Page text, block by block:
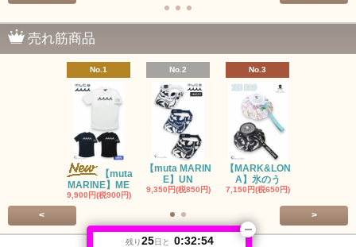
売れ筋商品
No.1
【muta
MARINE】ME
9,900円(税900円)
No.2
【muta MARIN
E】UN
9,350円(税850円)
No.3
【MARK&LON
A】氷のう
7,150円(税650円)
< >
残り25日と 0:32:53